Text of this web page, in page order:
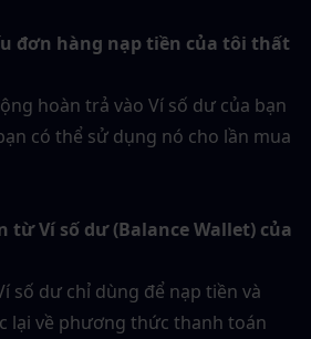
đơn hàng nạp tiền của tôi thất
hoàn trả vào Ví số dư của bạn
có thể sử dụng nó cho lần mua
từ Ví số dư (Balance Wallet) của
số dư chỉ dùng để nạp tiền và
lại về phương thức thanh toán